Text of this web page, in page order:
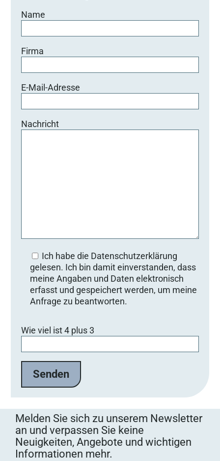
Name
Firma
E-Mail-Adresse
Nachricht
Ich habe die Datenschutzerklärung
gelesen. Ich bin damit einverstanden, dass
meine Angaben und Daten elektronisch
erfasst und gespeichert werden, um meine
Anfrage zu beantworten.
Wie viel ist 4 plus 3
Melden Sie sich zu unserem Newsletter
an und verpassen Sie keine
Neuigkeiten, Angebote und wichtigen
Informationen mehr.